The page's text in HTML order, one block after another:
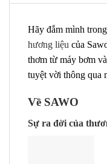
Hãy đắm mình
hương liệu của
thơm từ máy bơm
tuyệt vời thông qua
Về SAWO
Sự ra đời của